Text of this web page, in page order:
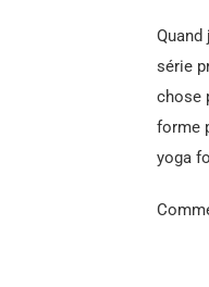
Quand
série
chose
forme
yoga